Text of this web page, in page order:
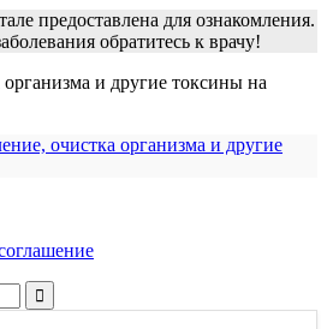
предоставлена для ознакомления.
обратитесь к врачу!
и другие токсины на